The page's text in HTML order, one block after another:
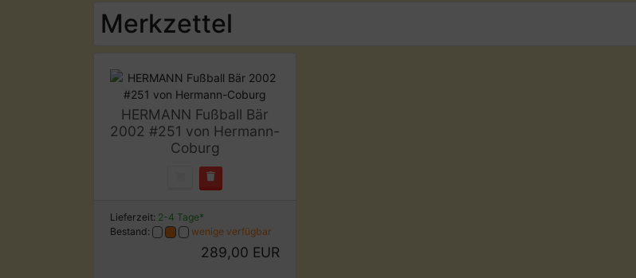
Merkzettel
HERMANN Fußball Bär
2002 #251 von Hermann-
Coburg
Lieferzeit: 2-4 Tage*
Bestand:
wenige verfügbar
289,00 EUR